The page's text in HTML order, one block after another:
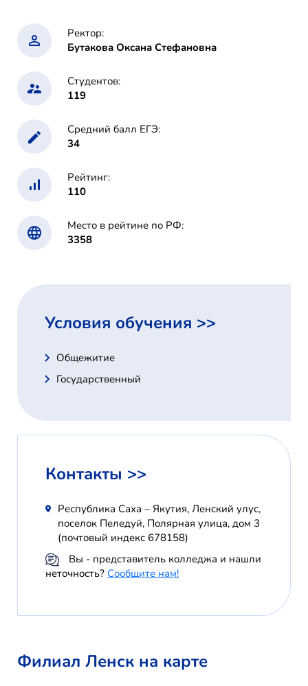
Ректор:
Бутакова Оксана Стефановна
Студентов:
119
Средний балл ЕГЭ:
34
Рейтинг:
110
Место в рейтине по РФ:
3358
Условия обучения >>
Общежитие
Государственный
Контакты >>
Республика Саха – Якутия, Ленский улус,
поселок Пеледуй, Полярная улица, дом 3
(почтовый индекс 678158)
Вы - представитель колледжа и нашли
неточность? Сообщите нам!
Филиал Ленск на карте